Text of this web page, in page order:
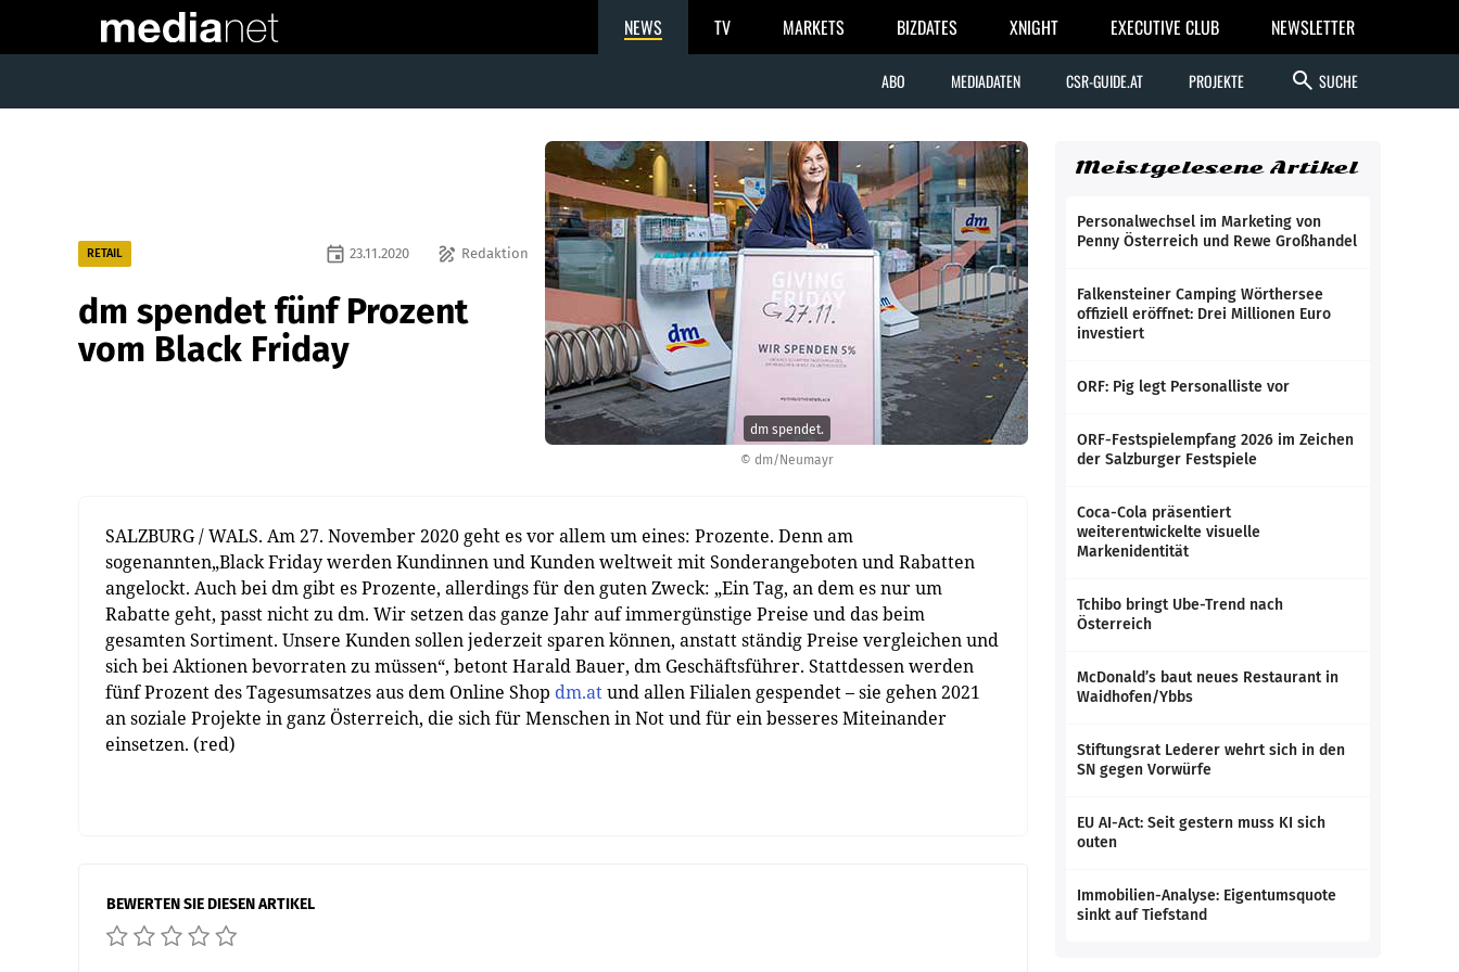
NEWS TV MARKETS BIZDATES XNIGHT EXECUTIVE CLUB NEWSLETTER
ABO MEDIADATEN CSR-GUIDE.AT PROJEKTE search SUCHE
© dm/Neumayr
dm spendet.
RETAIL draw Redaktion
event 23.11.2020
dm spendet fünf Prozent
vom Black Friday
SALZBURG / WALS. Am 27. November 2020 geht es vor allem um eines: Prozente. Denn am
sogenannten„Black Friday werden Kundinnen und Kunden weltweit mit Sonderangeboten und Rabatten
angelockt. Auch bei dm gibt es Prozente, allerdings für den guten Zweck: „Ein Tag, an dem es nur um
Rabatte geht, passt nicht zu dm. Wir setzen das ganze Jahr auf immergünstige Preise und das beim
gesamten Sortiment. Unsere Kunden sollen jederzeit sparen können, anstatt ständig Preise vergleichen und
sich bei Aktionen bevorraten zu müssen“, betont Harald Bauer, dm Geschäftsführer. Stattdessen werden
fünf Prozent des Tagesumsatzes aus dem Online Shop dm.atund allen Filialen gespendet – sie gehen 2021
an soziale Projekte in ganz Österreich, die sich für Menschen in Not und für ein besseres Miteinander
einsetzen. (red)
BEWERTEN SIE DIESEN ARTIKEL
Meistgelesene Artikel
Personalwechsel im Marketing von
Penny Österreich und Rewe Großhandel
Falkensteiner Camping Wörthersee
offiziell eröffnet: Drei Millionen Euro
investiert
ORF: Pig legt Personalliste vor
ORF-Festspielempfang 2026 im Zeichen
der Salzburger Festspiele
Coca-Cola präsentiert
weiterentwickelte visuelle
Markenidentität
Tchibo bringt Ube-Trend nach
Österreich
McDonald’s baut neues Restaurant in
Waidhofen/Ybbs
Stiftungsrat Lederer wehrt sich in den
SN gegen Vorwürfe
EU AI-Act: Seit gestern muss KI sich
outen
Immobilien-Analyse: Eigentumsquote
sinkt auf Tiefstand